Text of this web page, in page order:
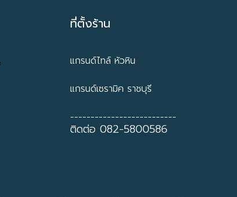
ที่ตั้งร้าน
แกรนด์ไทล์ หัวหิน
แกรนด์เซรามิค ราชบุรี
--------------------------
ติดต่อ 082-5800586